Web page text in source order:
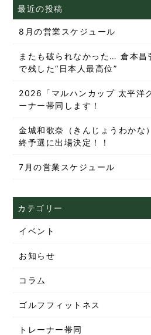
最近の投稿
8月の営業スケジュール
またも破られなかった… 倉本昌
で残した“日本人最高位”
2026「マルハンカップ 太平洋
ーナー帯同します！
金城和歌奈（きんじょうわかな
終予選に出場決定！！
7月の営業スケジュール
カテゴリー
イベント
お知らせ
コラム
ゴルフフィットネス
トレーナー帯同